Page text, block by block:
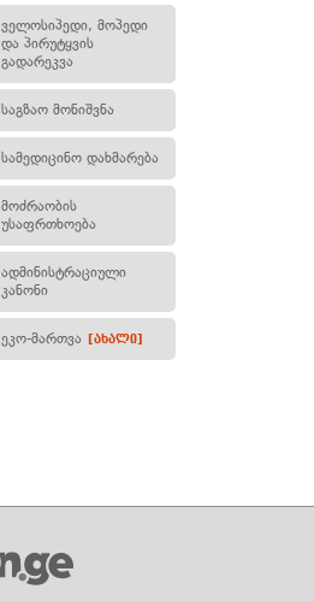
ველოსიპედი, მოპედი
და პირუტყვის
გადარეკვა
საგზაო მონიშვნა
სამედიცინო დახმარება
მოძრაობის
უსაფრთხოება
ადმინისტრაციული
კანონი
ეკო-მართვა [ახალი]